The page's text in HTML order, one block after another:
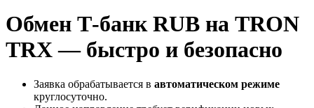
Обмен Т-банк RUB на TRON
TRX — быстро и безопасно
Заявка обрабатывается в автоматическом режиме
круглосуточно.